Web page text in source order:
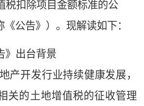
税扣除项目金额标准的公
《公告》）。现解读如下：
》出台背景
产开发行业持续健康发展，
关的土地增值税的征收管理